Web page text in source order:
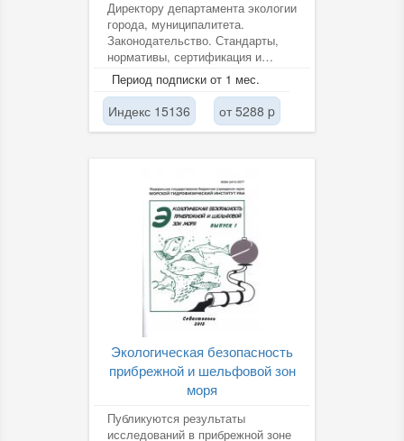
Директору департамента экологии
города, муниципалитета.
Законодательство. Стандарты,
нормативы, сертификация и
лицензирование. Передовой
опыт....
Период подписки от 1 мес.
Индекс 15136 от 5288 p
Экологическая безопасность
прибрежной и шельфовой зон
моря
Публикуются результаты
исследований в прибрежной зоне